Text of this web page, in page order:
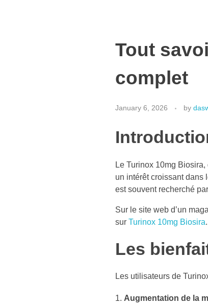
Tout
complet
January 6, 2026 by
Le Turinox 10mg
un intérêt croissant dans
est souvent recherché
Sur le site web d’un
surTurinox 10mg Biosira
Les
Les utilisateurs de
Augmentation de la